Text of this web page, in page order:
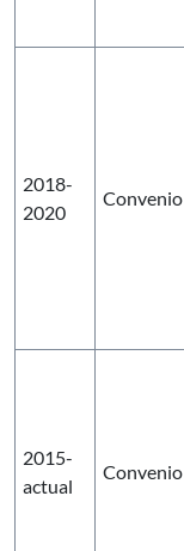
2018-
2020
Convenio
2015-
actual
Convenio